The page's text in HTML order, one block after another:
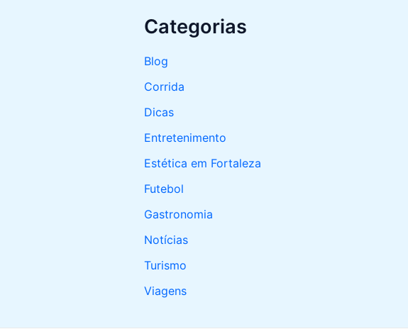
Categorias
Blog
Corrida
Dicas
Entretenimento
Estética em Fortaleza
Futebol
Gastronomia
Notícias
Turismo
Viagens